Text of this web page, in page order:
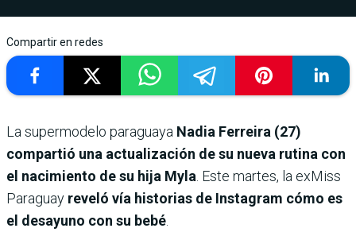
Compartir en redes
La supermodelo paraguaya Nadia Ferreira (27)
compartió una actualización de su nueva rutina con
el nacimiento de su hija Myla. Este martes, la exMiss
Paraguay reveló vía historias de Instagram cómo es
el desayuno con su bebé.